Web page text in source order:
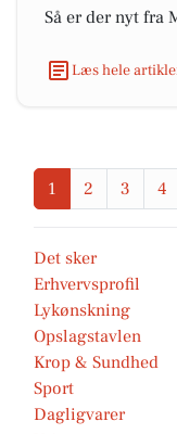
Så er der nyt fra
Læs hele
1 2 3 4
Det sker
Erhvervsprofil
Lykønskning
Opslagstavlen
Krop & Sundhed
Sport
Dagligvarer